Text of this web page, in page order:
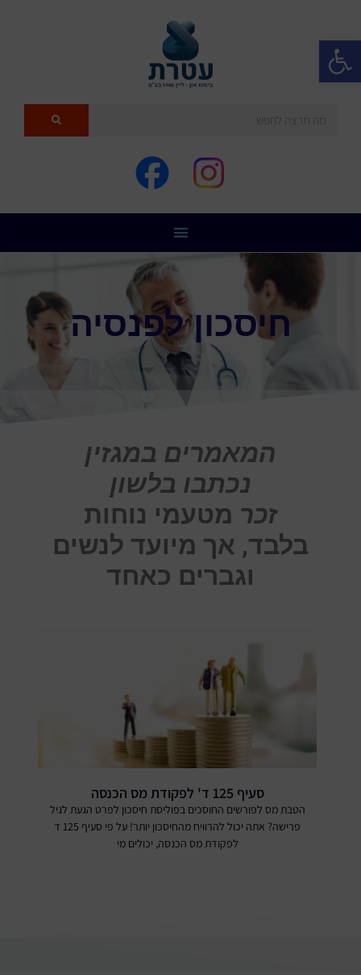
פתח סרגל נגישות
חיסכון לפנסיה
המאמרים במגזין
נכתבו בלשון
זכר מטעמי נוחות
בלבד, אך מיועד לנשים
וגברים כאחד
סעיף 125 ד' לפקודת מס הכנסה
הטבת מס לפורשים החוסכים בפוליסת חיסכון לפרט הגעת לגיל
פרישה? אתה יכול להרוויח מהחיסכון יותר! על פי סעיף 125 ד
לפקודת מס הכנסה, יכולים מי